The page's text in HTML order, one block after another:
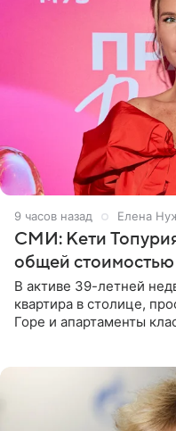
9 часов назад Елена
СМИ: Кети
общей
В активе 39-летней
квартира в столице,
Горе и апартаменты